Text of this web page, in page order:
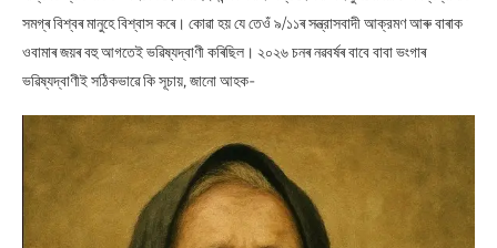
সমগ্ৰ বিশ্বৰ মানুহে বিশ্বাস কৰে। কোৱা হয় যে তেওঁ ৯/১১ৰ সন্ত্রাসবাদী আক্রমণ আৰু বাৰাক
ওবামাৰ জয়ৰ বহু আগতেই ভৱিষ্যদ্বাণী কৰিছিল। ২০২৬ চনৰ নৱবৰ্ষৰ বাবে বাবা ভংগাৰ
ভৱিষ্যদ্বাণীই সঠিকভাৱে কি সূচায়, জানো আহক-